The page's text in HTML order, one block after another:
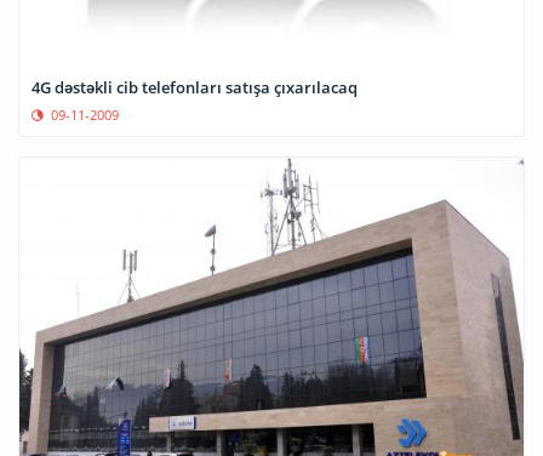
4G dəstəkli cib telefonları satışa çıxarılacaq
09-11-2009